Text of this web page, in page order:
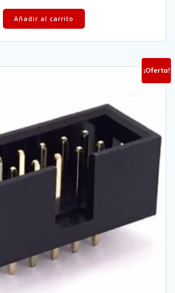
Añadir al carrito
¡Oferta!